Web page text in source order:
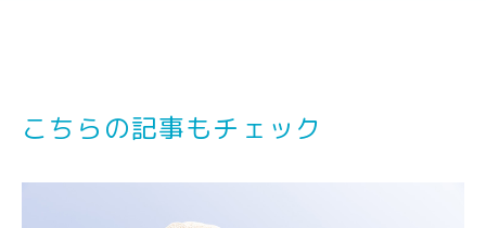
こちらの記事もチェック